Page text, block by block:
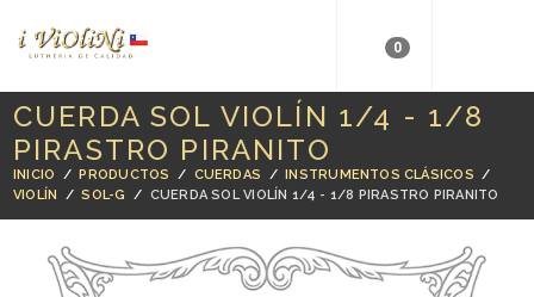
0
CUERDA SOL VIOLÍN 1/4 - 1/8
PIRASTRO PIRANITO
INICIO /PRODUCTOS / CUERDAS /INSTRUMENTOS CLÁSICOS /
VIOLÍN
/SOL-G / CUERDA SOL VIOLÍN 1/4 - 1/8 PIRASTRO PIRANITO